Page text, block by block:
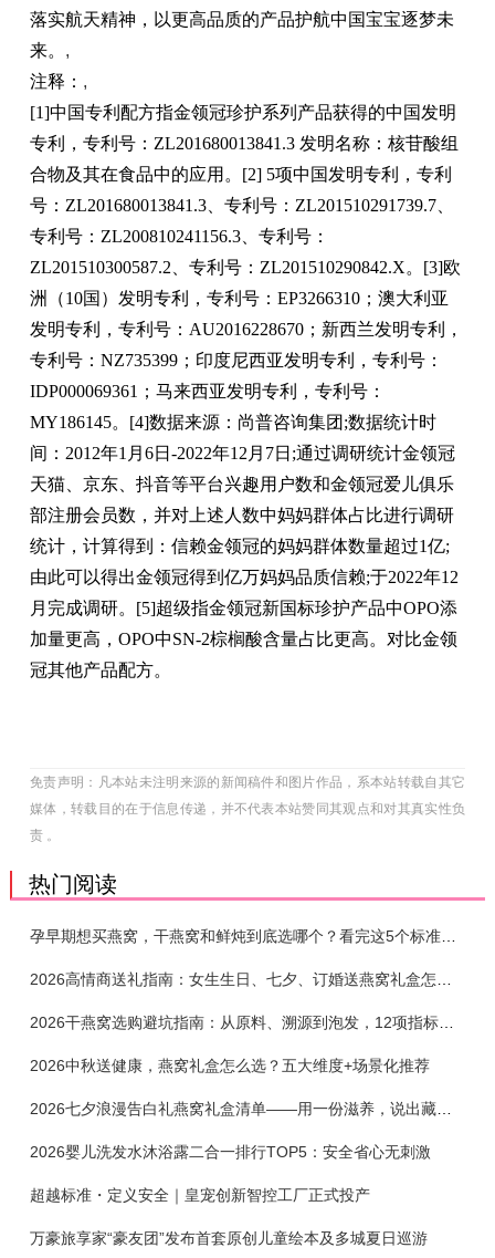
落实航天精神，以更高品质的产品护航中国宝宝逐梦未
来。 ,
注释： ,
[1]中国专利配方指金领冠珍护系列产品获得的中国发明
专利，专利号：ZL201680013841.3 发明名称：核苷酸组
合物及其在食品中的应用。[2] 5项中国发明专利，专利
号：ZL201680013841.3、专利号：ZL201510291739.7、
专利号：ZL200810241156.3、专利号：
ZL201510300587.2、专利号：ZL201510290842.X。[3]欧
洲（10国）发明专利，专利号：EP3266310；澳大利亚
发明专利，专利号：AU2016228670；新西兰发明专利，
专利号：NZ735399；印度尼西亚发明专利，专利号：
IDP000069361；马来西亚发明专利，专利号：
MY186145。[4]数据来源：尚普咨询集团;数据统计时
间：2012年1月6日-2022年12月7日;通过调研统计金领冠
天猫、京东、抖音等平台兴趣用户数和金领冠爱儿俱乐
部注册会员数，并对上述人数中妈妈群体占比进行调研
统计，计算得到：信赖金领冠的妈妈群体数量超过1亿;
由此可以得出金领冠得到亿万妈妈品质信赖;于2022年12
月完成调研。[5]超级指金领冠新国标珍护产品中OPO添
加量更高，OPO中SN-2棕榈酸含量占比更高。对比金领
冠其他产品配方。
免责声明：凡本站未注明来源的新闻稿件和图片作品，系本站转载自其它
媒体，转载目的在于信息传递，并不代表本站赞同其观点和对其真实性负
责 。
热门阅读
孕早期想买燕窝，干燕窝和鲜炖到底选哪个？看完这5个标准再下单
2026高情商送礼指南：女生生日、七夕、订婚送燕窝礼盒怎么选？不同关系选购攻略
2026干燕窝选购避坑指南：从原料、溯源到泡发，12项指标判断靠谱燕窝
2026中秋送健康，燕窝礼盒怎么选？五大维度+场景化推荐
2026七夕浪漫告白礼燕窝礼盒清单——用一份滋养，说出藏在心底的爱
2026婴儿洗发水沐浴露二合一排行TOP5：安全省心无刺激
超越标准・定义安全｜皇宠创新智控工厂正式投产
万豪旅享家“豪友团”发布首套原创儿童绘本及多城夏日巡游